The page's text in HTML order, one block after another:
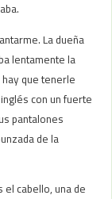
La dueña
lentamente la
que tenerle
con un fuerte
pantalones
de la
cabello, una de